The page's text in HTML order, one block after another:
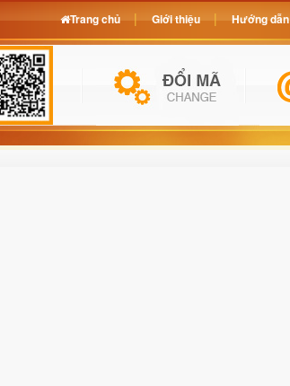
Trang chủ Giới thiệu Hướng